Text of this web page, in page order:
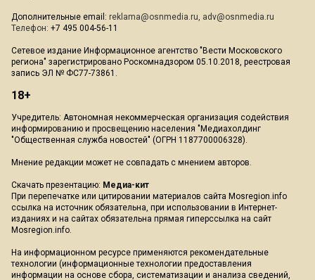
Дополнительные email: reklama@osnmedia.ru, adv@osnmedia.ru
Телефон: +7 495 004-56-11
Сетевое издание Информационное агентство "Вести Московского
региона" зарегистрировано Роскомнадзором 05.10.2018, реестровая
запись ЭЛ № ФС77-73861.
18+
Учредитель: Автономная некоммерческая организация содействия
информированию и просвещению населения "Медиахолдинг
"Общественная служба новостей" (ОГРН 1187700006328).
Мнение редакции может не совпадать с мнением авторов.
Скачать презентацию: Медиа-кит
При перепечатке или цитировании материалов сайта Mosregion.info
ссылка на источник обязательна, при использовании в Интернет-
изданиях и на сайтах обязательна прямая гиперссылка на сайт
Mosregion.info.
На информационном ресурсе применяются рекомендательные
технологии (информационные технологии предоставления
информации на основе сбора, систематизации и анализа сведений,